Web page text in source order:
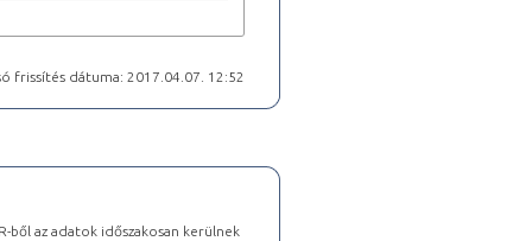
frissítés dátuma: 2017.04.07. 12:52
ből az adatok időszakosan kerülnek